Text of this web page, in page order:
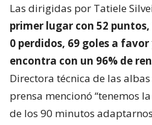
Las dirigidas por Tatiele
primer lugar con 52
0 perdidos, 69 goles a favor
encontra con un 96% de
Directora técnica de las
prensa mencionó “tenemos
de los 90 minutos